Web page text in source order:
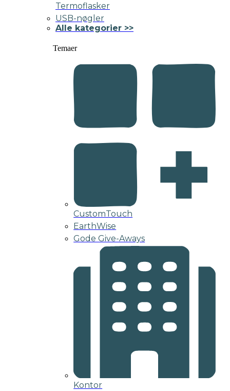
Termoflasker
USB-nøgler
Alle kategorier >>
Temaer
CustomTouch
EarthWise
Gode Give-Aways
Kontor